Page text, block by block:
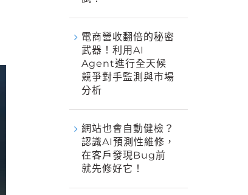
電商營收翻倍的秘密
武器！利用AI
Agent進行全天候
競爭對手監測與市場
分析
網站也會自動健檢？
認識AI預測性維修，
在客戶發現Bug前
就先修好它！